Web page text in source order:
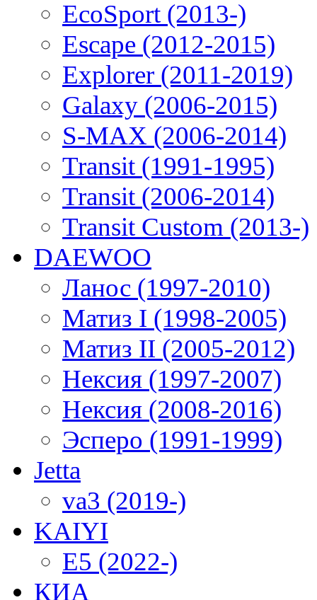
EcoSport (2013-)
Escape (2012-2015)
Explorer (2011-2019)
Galaxy (2006-2015)
S-MAX (2006-2014)
Transit (1991-1995)
Transit (2006-2014)
Transit Custom (2013-)
DAEWOO
Ланос (1997-2010)
Матиз I (1998-2005)
Матиз II (2005-2012)
Нексия (1997-2007)
Нексия (2008-2016)
Эсперо (1991-1999)
Jetta
va3 (2019-)
KAIYI
E5 (2022-)
КИА